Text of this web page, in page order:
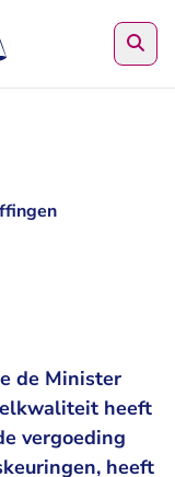
de Minister
heeft
vergoeding
heeft